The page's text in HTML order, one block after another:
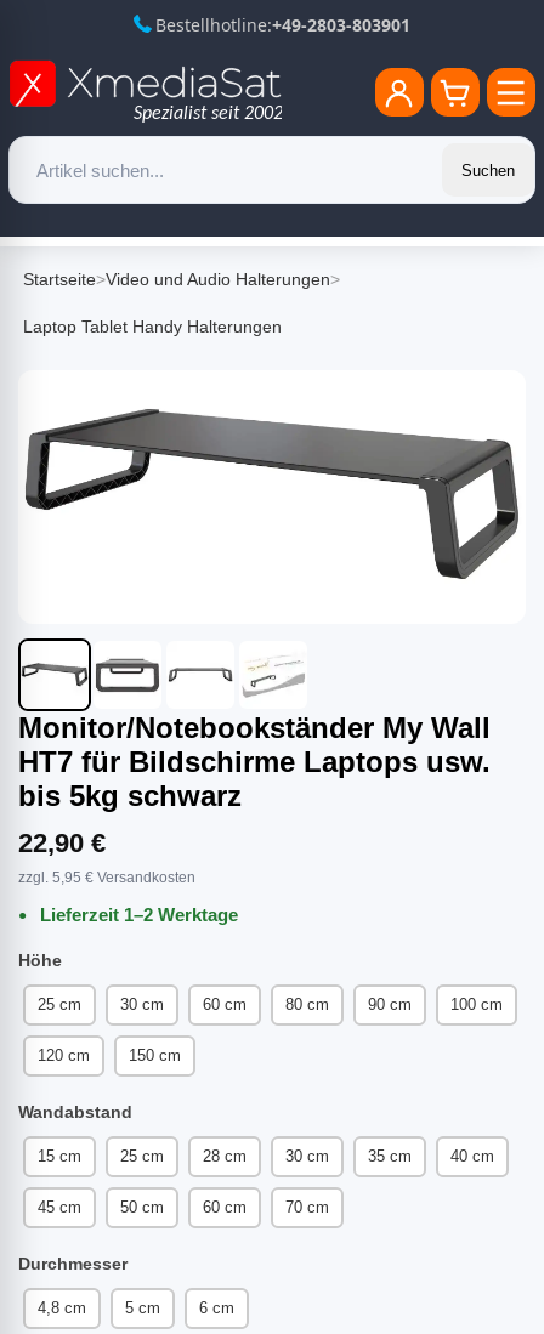
Bestellhotline:+49-2803-803901
Suchen
Startseite>Video und Audio Halterungen>
Laptop Tablet Handy Halterungen
Monitor/Notebookständer My Wall
HT7 für Bildschirme Laptops usw.
bis 5kg schwarz
22,90 €
zzgl. 5,95 € Versandkosten
Lieferzeit 1–2 Werktage
Höhe
25 cm 30 cm 60 cm 80 cm 90 cm 100 cm
120 cm 150 cm
Wandabstand
15 cm 25 cm 28 cm 30 cm 35 cm 40 cm
45 cm 50 cm 60 cm 70 cm
Durchmesser
4,8 cm 5 cm 6 cm